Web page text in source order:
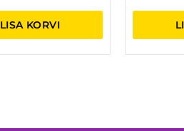
LISA KORVI